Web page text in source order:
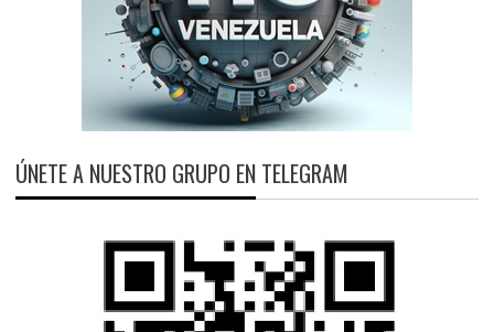
ÚNETE A NUESTRO GRUPO EN TELEGRAM